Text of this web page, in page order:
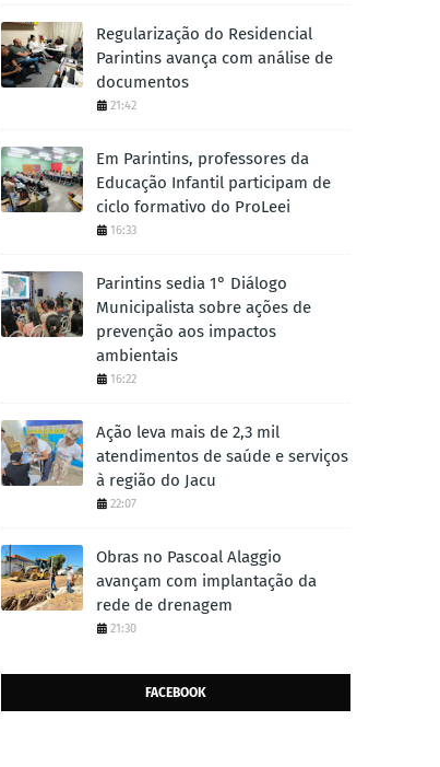
Regularização do Residencial
Parintins avança com análise de
documentos
21:42
Em Parintins, professores da
Educação Infantil participam de
ciclo formativo do ProLeei
16:33
Parintins sedia 1° Diálogo
Municipalista sobre ações de
prevenção aos impactos
ambientais
16:22
Ação leva mais de 2,3 mil
atendimentos de saúde e serviços
à região do Jacu
22:07
Obras no Pascoal Alaggio
avançam com implantação da
rede de drenagem
21:30
FACEBOOK